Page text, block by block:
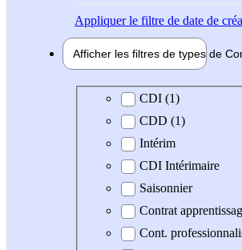
Appliquerle filtre de date de
Afficher les filtres de types de
Type de contrat
CDI (1)
CDD (1)
Intérim
CDI Intérimaire
Saisonnier
Contrat
Cont.